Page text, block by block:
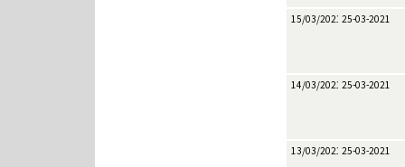
15/03/2021 25-03-2021
14/03/2021 25-03-2021
13/03/2021 25-03-2021